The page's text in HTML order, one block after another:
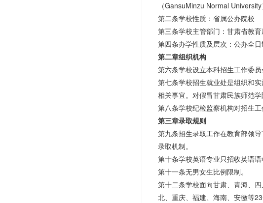
（GansuMinzu Normal University
第二条学校性质：省属公办院校
第三条学校主管部门：甘肃省教
第四条办学性质及层次：公办全
第二章组织机构
第六条学校设立本科招生工作委
第七条学校招生就业处是组织和
相关事宜。对假冒甘肃民族师范
第八条学校纪检监察机构对招生
第三章录取规则
第九条招生录取工作在教育部领
录取机制。
第十条学校英语专业只招收英语
第十一条无男女生比例限制。
第十二条学校面向甘肃、青海、
北、重庆、福建、海南、安徽等